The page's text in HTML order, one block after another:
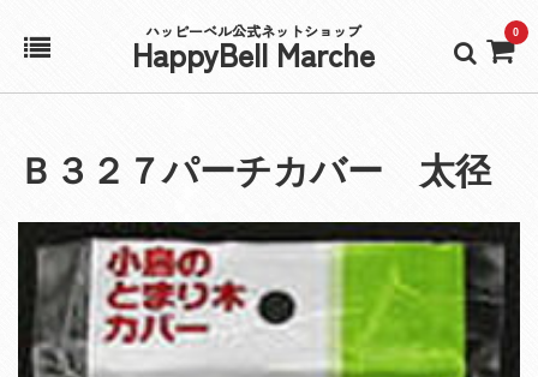
ハッピーベル公式ネットショップ
HappyBell Marche 0
アカウント
カート
Ｂ３２７パーチカバー 太径